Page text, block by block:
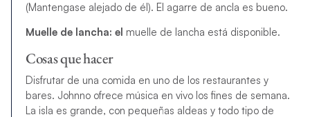
(Mantengase alejado de él). El agarre de ancla es bueno.
Muelle de lancha: el muelle de lancha está disponible.
Cosas que hacer
Disfrutar de una comida en uno de los restaurantes y
bares. Johnno ofrece música en vivo los fines de semana.
La isla es grande, con pequeñas aldeas y todo tipo de